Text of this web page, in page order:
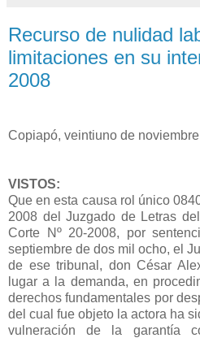
Recurso de nulidad
limitaciones en su
2008
Copiapó, veintiuno de
VISTOS:
Que en esta causa rol único
2008 del Juzgado de Letras
Corte Nº 20-2008, por
septiembre de dos mil ocho, el
de ese tribunal, don César
lugar a la demanda, en
derechos fundamentales por
del cual fue objeto la actora ha
vulneración de la garantía